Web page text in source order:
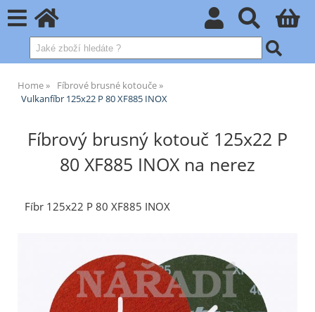
Home
Fíbrové brusné kotouče
Vulkanfíbr 125x22 P 80 XF885 INOX
Fíbrový brusný kotouč 125x22 P
80 XF885 INOX na nerez
Fíbr 125x22 P 80 XF885 INOX